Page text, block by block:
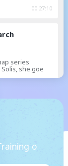
00:27:10
series
she goe
hosted by
...
o